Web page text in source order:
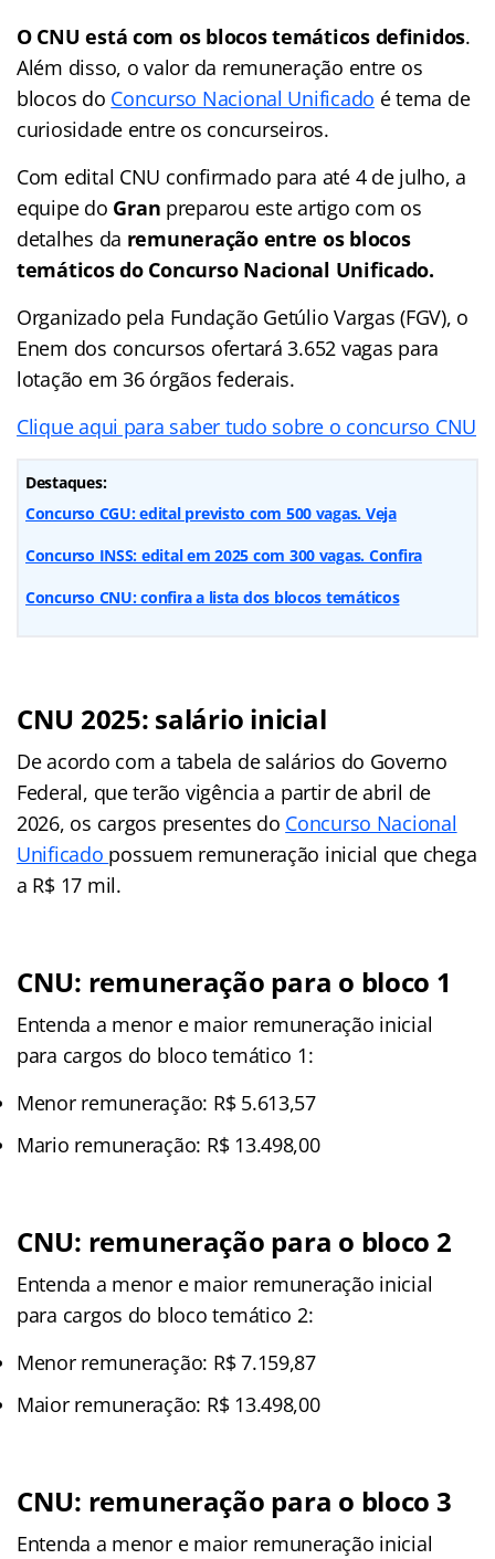
O CNU está com os blocos temáticos definidos.
Além disso, o valor da remuneração entre os
blocos do Concurso Nacional Unificado é tema de
curiosidade entre os concurseiros.
Com edital CNU confirmado para até 4 de julho, a
equipe do Gran preparou este artigo com os
detalhes da remuneração entre os blocos
temáticos do Concurso Nacional Unificado.
Organizado pela Fundação Getúlio Vargas (FGV), o
Enem dos concursos ofertará 3.652 vagas para
lotação em 36 órgãos federais.
Clique aqui para saber tudo sobre o concurso CNU
Destaques:
Concurso CGU: edital previsto com 500 vagas. Veja
Concurso INSS: edital em 2025 com 300 vagas. Confira
Concurso CNU: confira a lista dos blocos temáticos
CNU 2025: salário inicial
De acordo com a tabela de salários do Governo
Federal, que terão vigência a partir de abril de
2026, os cargos presentes do Concurso Nacional
Unificado possuem remuneração inicial que chega
a R$ 17 mil.
CNU: remuneração para o bloco 1
Entenda a menor e maior remuneração inicial
para cargos do bloco temático 1:
Menor remuneração: R$ 5.613,57
Mario remuneração: R$ 13.498,00
CNU: remuneração para o bloco 2
Entenda a menor e maior remuneração inicial
para cargos do bloco temático 2:
Menor remuneração: R$ 7.159,87
Maior remuneração: R$ 13.498,00
CNU: remuneração para o bloco 3
Entenda a menor e maior remuneração inicial